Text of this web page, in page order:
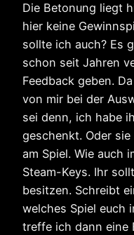
Die Betonung liegt
hier keine
sollte ich auch? Es
schon seit Jahren
Feedback geben.
von mir bei der
sei denn, ich habe
geschenkt. Oder
am Spiel. Wie auch
Steam-Keys. Ihr
besitzen. Schreibt
welches Spiel euch
treffe ich dann eine